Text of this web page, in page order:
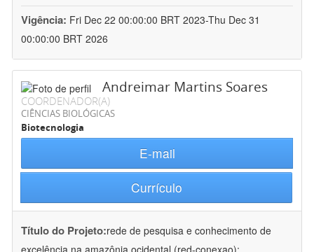
Vigência: Fri Dec 22 00:00:00 BRT 2023-Thu Dec 31
00:00:00 BRT 2026
Andreimar Martins Soares
COORDENADOR(A)
CIÊNCIAS BIOLÓGICAS
Biotecnologia
E-mail
Currículo
Título do Projeto:rede de pesquisa e conhecimento de